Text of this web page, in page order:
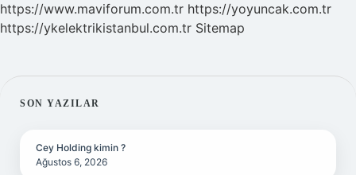
https://www.maviforum.com.tr https://yoyuncak.com.tr
https://ykelektrikistanbul.com.tr Sitemap
SIDEBAR
SON YAZILAR
Cey Holding kimin ?
Ağustos 6, 2026